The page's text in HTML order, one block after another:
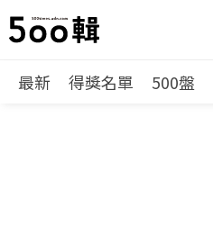
最新 得獎名單 500盤